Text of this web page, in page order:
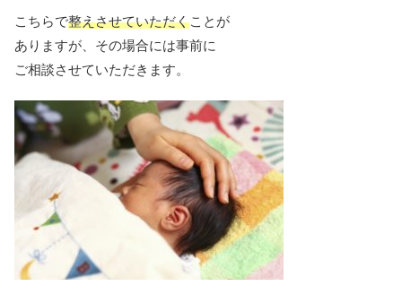
こちらで整えさせていただくことが
ありますが、その場合には事前に
ご相談させていただきます。